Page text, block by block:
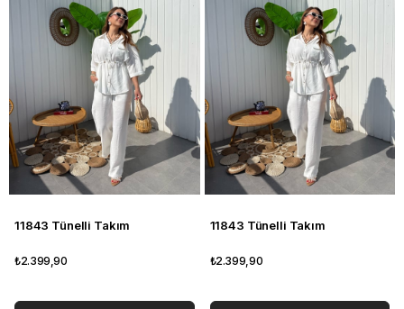
11843 Tünelli Takım
₺2.399,90
11843 Tünelli Takım
₺2.399,90